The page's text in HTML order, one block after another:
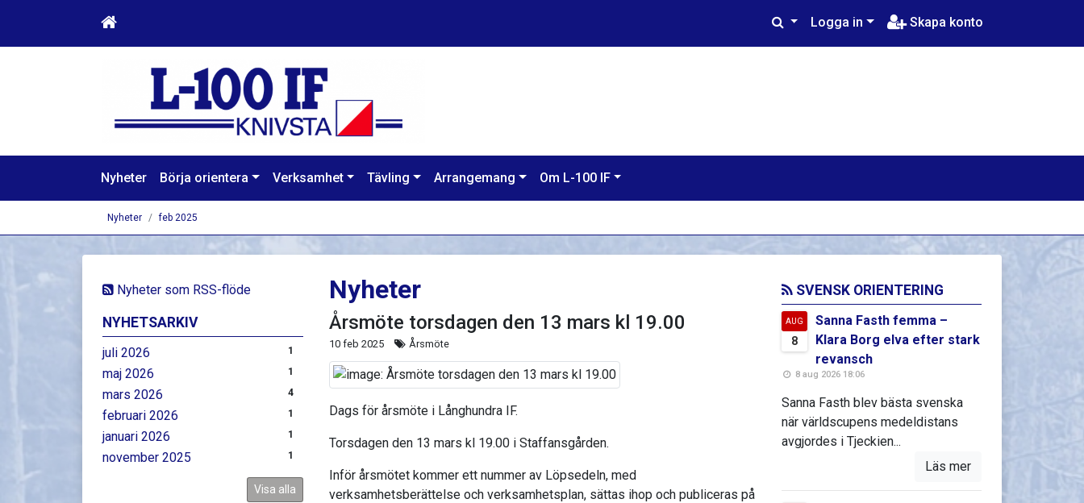
Logga in Skapa konto
Nyheter Börja orientera Verksamhet Tävling Arrangemang Om L-100 IF
Nyheter feb 2025
Nyheter som RSS-flöde
NYHETSARKIV
juli 2026 1
maj 2026 1
mars 2026 4
februari 2026 1
januari 2026 1
november 2025 1
Visa alla
Nyheter
Årsmöte torsdagen den 13 mars kl 19.00
10 feb 2025 Årsmöte
Dags för årsmöte i Långhundra IF.
Torsdagen den 13 mars kl 19.00 i Staffansgården.
Inför årsmötet kommer ett nummer av Löpsedeln, med
verksamhetsberättelse och verksamhetsplan, sättas ihop och publiceras på
SVENSK ORIENTERING
AUG
8
Sanna Fasth femma –
Klara Borg elva efter stark
revansch
8 aug 2026 18:06
Sanna Fasth blev bästa svenska
när världscupens medeldistans
avgjordes i Tjeckien...
Läs mer